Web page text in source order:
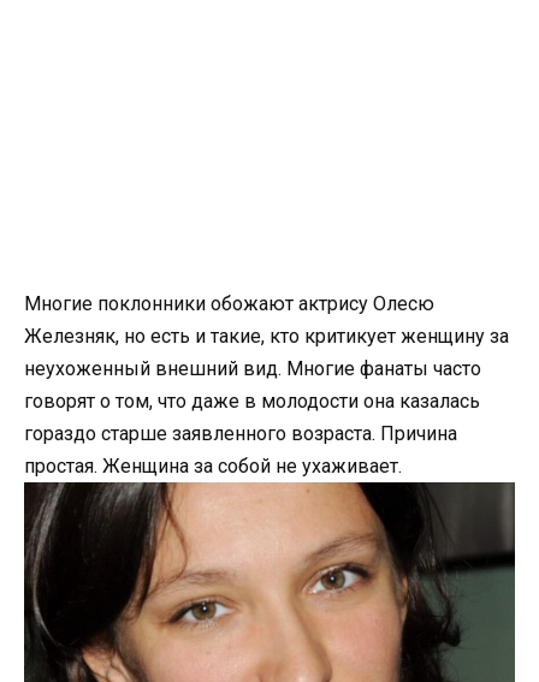
Многие поклонники обожают актрису Олесю
Железняк, но есть и такие, кто критикует женщину за
неухоженный внешний вид. Многие фанаты часто
говорят о том, что даже в молодости она казалась
гораздо старше заявленного возраста. Причина
простая. Женщина за собой не ухаживает.